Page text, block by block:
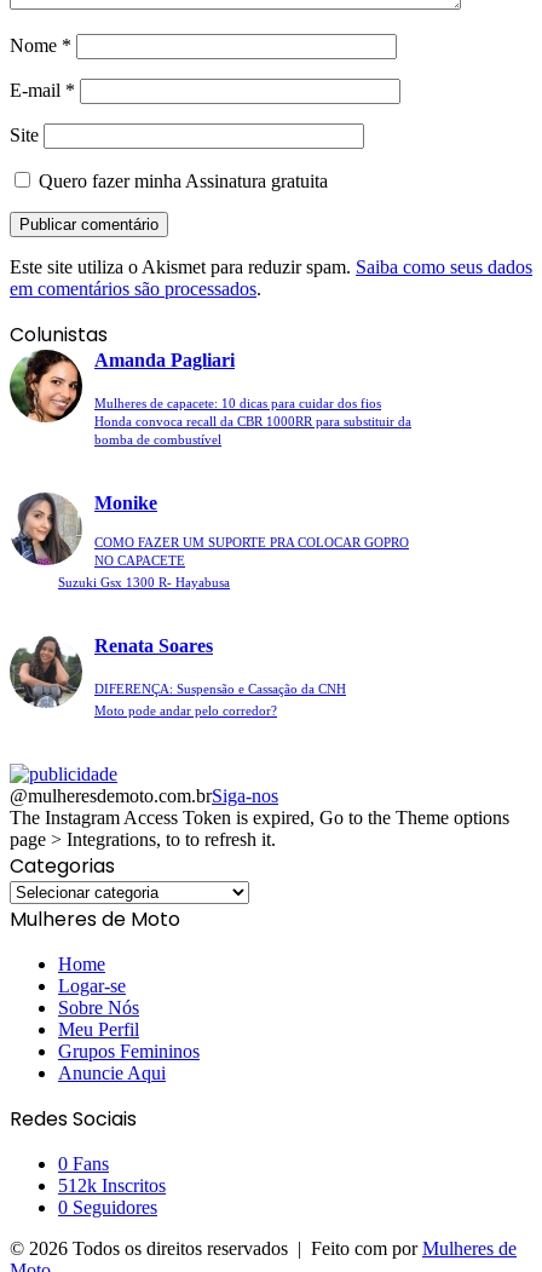
Nome *
E-mail *
Site
Quero fazer minha Assinatura gratuita
Este site utiliza o Akismet para reduzir spam. Saiba como seus dados
em comentários são processados.
Colunistas
Amanda Pagliari
Mulheres de capacete: 10 dicas para cuidar dos fios
Honda convoca recall da CBR 1000RR para substituir da
bomba de combustível
Monike
COMO FAZER UM SUPORTE PRA COLOCAR GOPRO
NO CAPACETE
Suzuki Gsx 1300 R- Hayabusa
Renata Soares
DIFERENÇA: Suspensão e Cassação da CNH
Moto pode andar pelo corredor?
@mulheresdemoto.com.brSiga-nos
The Instagram Access Token is expired, Go to the Theme options
page > Integrations, to to refresh it.
Categorias
Categorias
Mulheres de Moto
Home
Logar-se
Sobre Nós
Meu Perfil
Grupos Femininos
Anuncie Aqui
Redes Sociais
0 Fans
512k Inscritos
0 Seguidores
© 2026 Todos os direitos reservados | Feito com porMulheres de